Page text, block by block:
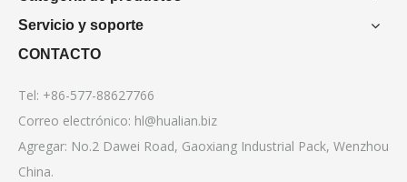
Servicio y soporte
CONTACTO
Tel: +86-577-88627766
Correo electrónico: hl@hualian.biz
Agregar: No.2 Dawei Road, Gaoxiang Industrial Pack, Wenzhou
China.